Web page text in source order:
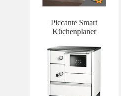
Piccante Smart
Küchenplaner